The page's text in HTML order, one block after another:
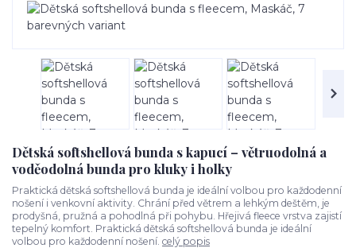
Dětská softshellová bunda s kapucí – větruodolná a
voděodolná bunda pro kluky i holky
Praktická dětská softshellová bunda je ideální volbou pro každodenní
nošení i venkovní aktivity. Chrání před větrem a lehkým deštěm, je
prodyšná, pružná a pohodlná při pohybu. Hřejivá fleece vrstva zajistí
tepelný komfort. Praktická dětská softshellová bunda je ideální
volbou pro každodenní nošení. celý popis